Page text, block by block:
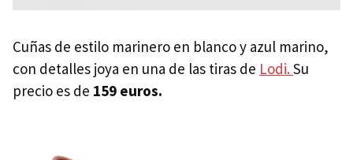
Cuñas de estilo marinero en blanco y azul marino,
con detalles joya en una de las tiras de Lodi.Su
precio es de 159 euros.